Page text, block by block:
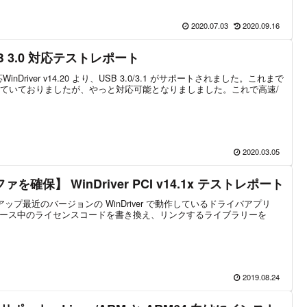
2020.07.03 2020.09.16
対応テストレポート
v14.20 より、USB 3.0/3.1 がサポートされました。これまで
いておりましたが、やっと対応可能となりましました。これで高速/
2020.03.05
を確保】 WinDriver PCI v14.1x テストレポート
プ最近のバージョンの WinDriver で動作しているドライバアプリ
ス中のライセンスコードを書き換え、リンクするライブラリーを
2019.08.24